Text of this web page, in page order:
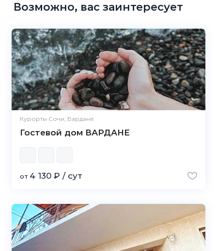
Возможно, вас заинтересует
Курорты Сочи, Вардане
Гостевой дом ВАРДАНЕ
от 4 130 ₽ / сут